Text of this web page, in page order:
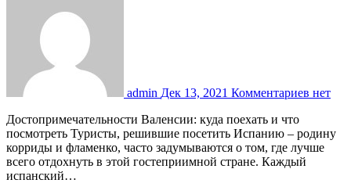
admin Дек 13, 2021 Комментариев нет
Достопримечательности Валенсии: куда поехать и что
посмотреть Туристы, решившие посетить Испанию – родину
корриды и фламенко, часто задумываются о том, где лучше
всего отдохнуть в этой гостеприимной стране. Каждый
испанский…